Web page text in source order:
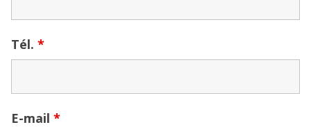
Tél.*
E-mail*